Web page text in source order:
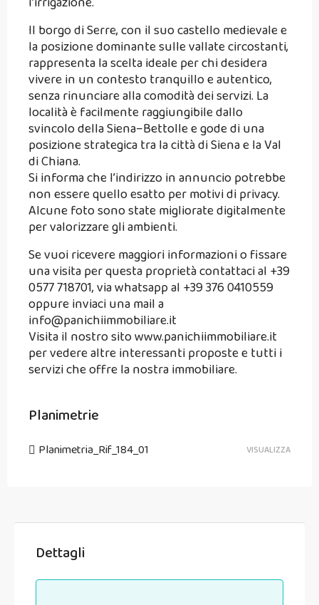
Il borgo di Serre, con il suo castello medievale e
la posizione dominante sulle vallate circostanti,
rappresenta la scelta ideale per chi desidera
vivere in un contesto tranquillo e autentico,
senza rinunciare alla comodità dei servizi. La
località è facilmente raggiungibile dallo
svincolo della Siena–Bettolle e gode di una
posizione strategica tra la città di Siena e la Val
di Chiana.
Si informa che l’indirizzo in annuncio potrebbe
non essere quello esatto per motivi di privacy.
Alcune foto sono state migliorate digitalmente
per valorizzare gli ambienti.
Se vuoi ricevere maggiori informazioni o fissare
una visita per questa proprietà contattaci al +39
0577 718701, via whatsapp al +39 376 0410559
oppure inviaci una mail a
info@panichiimmobiliare.it
Visita il nostro sito www.panichiimmobiliare.it
per vedere altre interessanti proposte e tutti i
servizi che offre la nostra immobiliare.
Planimetrie
Planimetria_Rif_184_01 VISUALIZZA
Dettagli